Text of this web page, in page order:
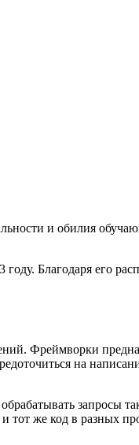
и обилия
Благодаря его
Фреймворки
на
запросы
тот же код в разных